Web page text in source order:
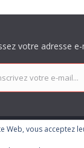
votre adresse
Web, vous acceptez